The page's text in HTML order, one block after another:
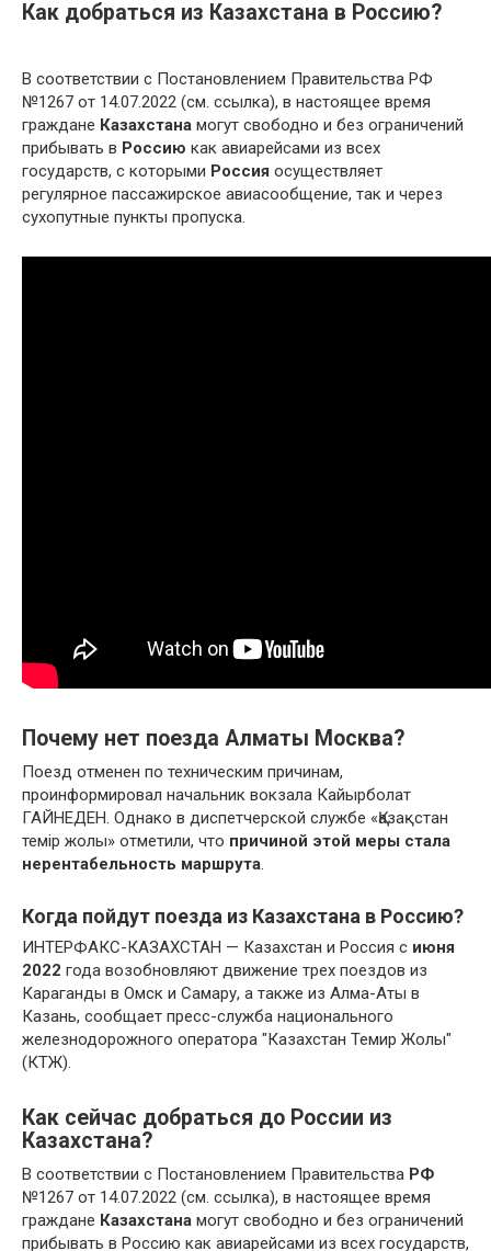
Как добраться из Казахстана в Россию?
В соответствии с Постановлением Правительства РФ
№1267 от 14.07.2022 (см. ссылка), в настоящее время
граждане Казахстана могут свободно и без ограничений
прибывать в Россию как авиарейсами из всех
государств, с которыми Россия осуществляет
регулярное пассажирское авиасообщение, так и через
сухопутные пункты пропуска.
Почему нет поезда Алматы Москва?
Поезд отменен по техническим причинам,
проинформировал начальник вокзала Кайырболат
ГАЙНЕДЕН. Однако в диспетчерской службе «Қазақстан
темір жолы» отметили, что причиной этой меры стала
нерентабельность маршрута.
Когда пойдут поезда из Казахстана в Россию?
ИНТЕРФАКС-КАЗАХСТАН — Казахстан и Россия с июня
2022 года возобновляют движение трех поездов из
Караганды в Омск и Самару, а также из Алма-Аты в
Казань, сообщает пресс-служба национального
железнодорожного оператора "Казахстан Темир Жолы"
(КТЖ).
Как сейчас добраться до России из
Казахстана?
В соответствии с Постановлением Правительства РФ
№1267 от 14.07.2022 (см. ссылка), в настоящее время
граждане Казахстана могут свободно и без ограничений
прибывать в Россию как авиарейсами из всех государств,